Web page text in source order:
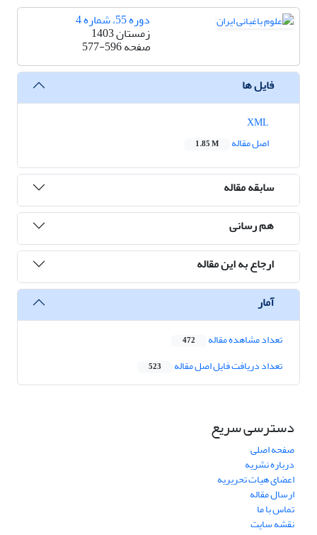
دوره 55، شماره 4
زمستان 1403
صفحه577-596
فایل ها
اصل مقاله
1.85 M
سابقه مقاله
هم رسانی
ارجاع به این مقاله
آمار
تعداد مشاهده مقاله 472
تعداد دریافت فایل اصل مقاله 523
دسترسی سریع
صفحه اصلی
درباره نشریه
اعضای هیات تحریریه
ارسال مقاله
تماس با ما
نقشه سایت